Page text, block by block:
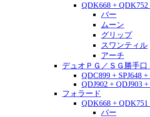
QDK668 +
バー
ムーン
グリップ
スワンティル
アーチ
デュオＰＧ／ＳＧ勝手口
QDC899 + SPJ648
QDJ902 + QDJ903 +
フォラード
QDK668 +
バー